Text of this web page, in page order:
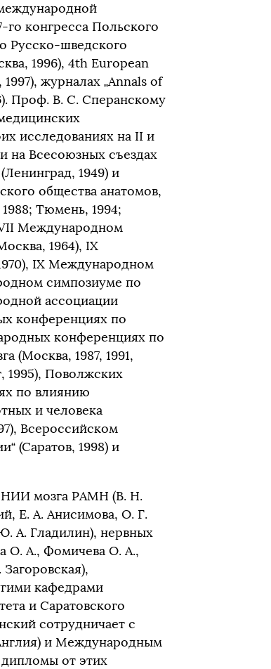
го конгресса Польского
Русско-шведского
1996), 4th European
журналах „Annals of
Проф. В. С. Сперанскому
исследованиях на II и
на Всесоюзных съездах
1949) и
общества анатомов,
Тюмень, 1994;
Международном
1964), IX
IX Международном
симпозиуме по
ассоциации
конференциях по
конференциях по
(Москва, 1987, 1991,
1995), Поволжских
по влиянию
и человека
Всероссийском
(Саратов, 1998) и
НИИ мозга РАМН (В. Н.
Е. А. Анисимова, О. Г.
А. Гладилин), нервных
О. А., Фомичева О. А.,
кафедрами
и Саратовского
сотрудничает с
и Международным
от этих